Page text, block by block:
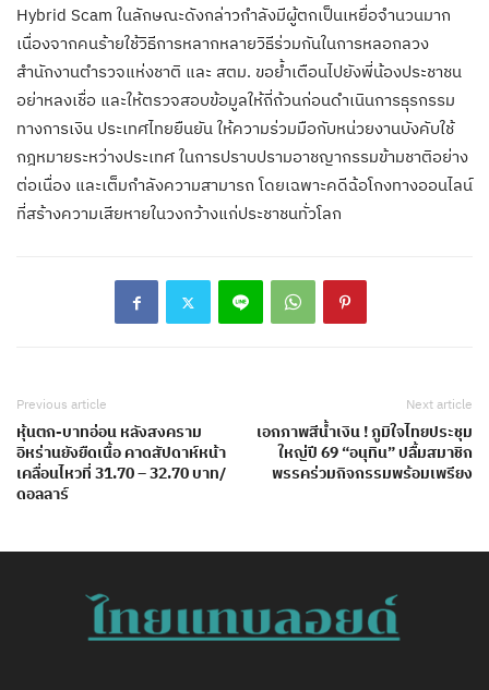
Hybrid Scam ในลักษณะดังกล่าวกำลังมีผู้ตกเป็นเหยื่อจำนวนมาก
เนื่องจากคนร้ายใช้วิธีการหลากหลายวิธีร่วมกันในการหลอกลวง
สำนักงานตำรวจแห่งชาติ และ สตม. ขอย้ำเตือนไปยังพี่น้องประชาชน
อย่าหลงเชื่อ และให้ตรวจสอบข้อมูลให้ถี่ถ้วนก่อนดำเนินการธุรกรรม
ทางการเงิน ประเทศไทยยืนยัน ให้ความร่วมมือกับหน่วยงานบังคับใช้
กฎหมายระหว่างประเทศ ในการปราบปรามอาชญากรรมข้ามชาติอย่าง
ต่อเนื่อง และเต็มกำลังความสามารถ โดยเฉพาะคดีฉ้อโกงทางออนไลน์
ที่สร้างความเสียหายในวงกว้างแก่ประชาชนทั่วโลก
Previous article
หุ้นตก-บาทอ่อน หลังสงคราม
อิหร่านยังยืดเนื้อ คาดสัปดาห์หน้า
เคลื่อนไหวที่ 31.70 – 32.70 บาท/
ดอลลาร์
Next article
เอกภาพสีน้ำเงิน ! ภูมิใจไทยประชุม
ใหญ่ปี 69 “อนุทิน” ปลื้มสมาชิก
พรรคร่วมกิจกรรมพร้อมเพรียง